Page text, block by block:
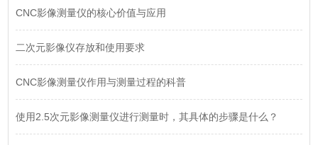
CNC影像测量仪的核心价值与应用
二次元影像仪存放和使用要求
CNC影像测量仪作用与测量过程的科普
使用2.5次元影像测量仪进行测量时，其具体的步骤是什么？